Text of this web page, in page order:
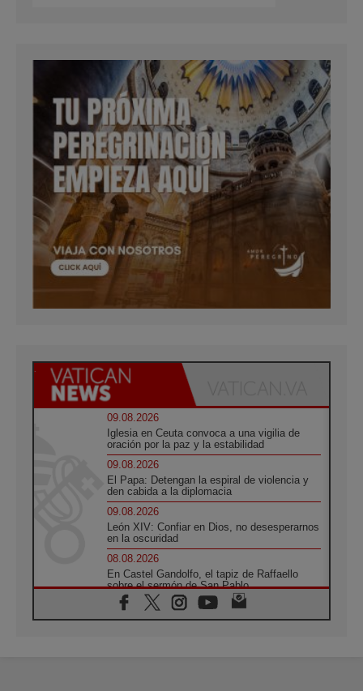
09.08.2026
Iglesia en Ceuta convoca a una vigilia de
oración por la paz y la estabilidad
09.08.2026
El Papa: Detengan la espiral de violencia y
den cabida a la diplomacia
09.08.2026
León XIV: Confiar en Dios, no desesperarnos
en la oscuridad
08.08.2026
En Castel Gandolfo, el tapiz de Raffaello
sobre el sermón de San Pablo
08.08.2026
En Colombia, «la paz no se compra con una